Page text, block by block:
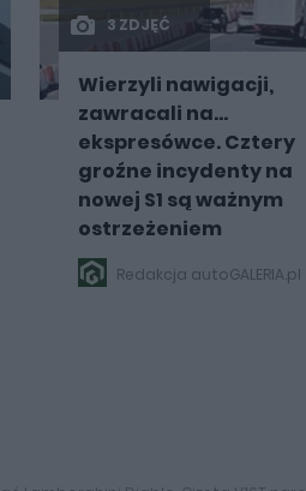
3 ZDJĘĆ
Wierzyli nawigacji,
zawracali na...
ekspresówce. Cztery
groźne incydenty na
nowej S1 są ważnym
ostrzeżeniem
Redakcja autoGALERIA.pl